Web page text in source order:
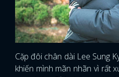
Cặp đôi chân dài Lee Sung
khiến mình mãn nhãn vì rất